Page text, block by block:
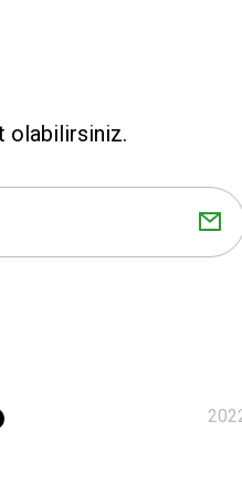
olabilirsiniz.